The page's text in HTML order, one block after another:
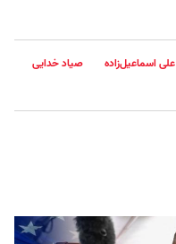
علی اسماعیل‌زاده
صیاد خدایی